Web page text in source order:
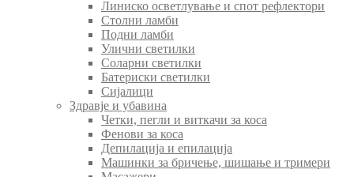
Линиско осветлување и спот рефлектори
Столни ламби
Подни ламби
Улични светилки
Соларни светилки
Батериски светилки
Сијалици
Здравје и убавина
Четки, пегли и виткачи за коса
Фенови за коса
Депилација и епилација
Машинки за бричење, шишање и тримери